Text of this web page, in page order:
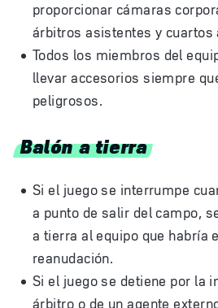
proporcionar cámaras
árbitros asistentes y cuartos
Todos los miembros del
llevar accesorios siempre
peligrosos.
Balón a tierra
Si el juego se interrumpe
a punto de salir del campo,
a tierra al equipo que habría
reanudación.
Si el juego se detiene por la
árbitro o de un agente